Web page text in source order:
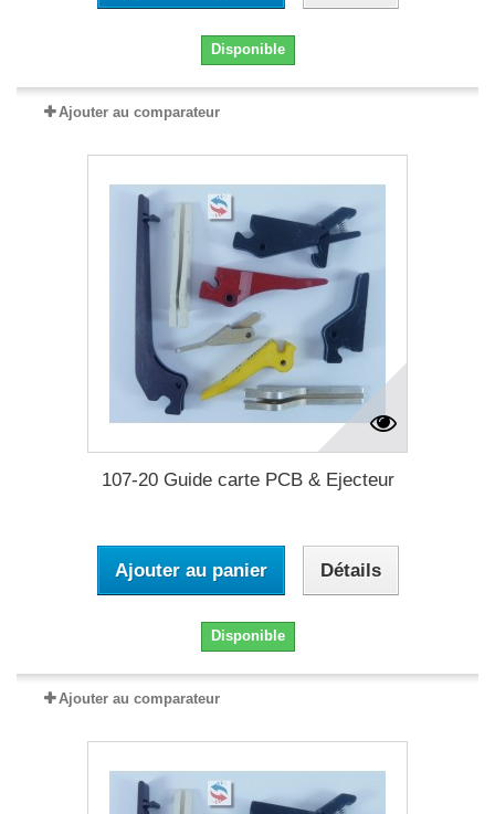
Disponible
Ajouter au comparateur
107-20 Guide carte PCB & Ejecteur
Ajouter au panier Détails
Disponible
Ajouter au comparateur